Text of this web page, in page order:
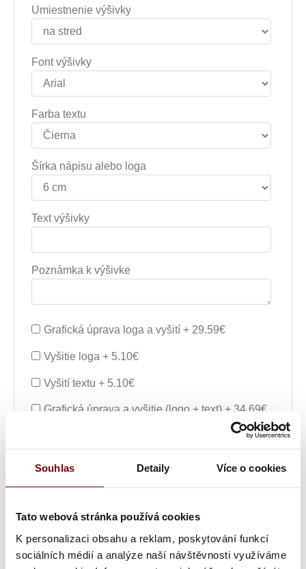
Souhlas Detaily Více o cookies
Tato webová stránka používá cookies
K personalizaci obsahu a reklam, poskytování funkcí
sociálních médií a analýze naší návštěvnosti využíváme
Umiestnenie výšivky
Font výšivky
Farba textu
Šírka nápisu alebo loga
Text výšivky
Poznámka k výšivke
Grafická úprava loga a vyšití + 29.59€
Vyšitie loga + 5.10€
Vyšití textu + 5.10€
Grafická úprava a vyšitie (logo + text) + 34.69€
10.20€
Ukážka textu:
ks